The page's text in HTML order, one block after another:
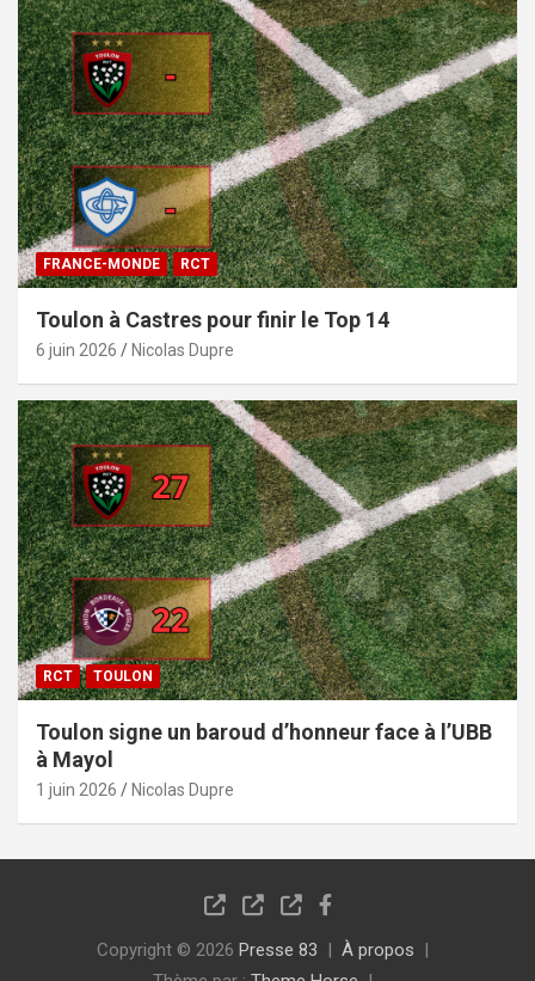
FRANCE-MONDE RCT
Toulon à Castres pour finir le Top 14
6 juin 2026 Nicolas Dupre
RCT TOULON
Toulon signe un baroud d’honneur face à l’UBB
à Mayol
1 juin 2026 Nicolas Dupre
Copyright © 2026 Presse 83
À propos